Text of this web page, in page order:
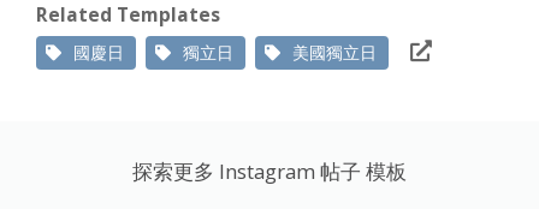
Related Templates
國慶日 獨立日 美國獨立日
探索更多 Instagram 帖子 模板